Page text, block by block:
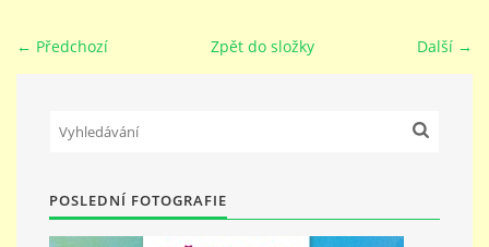
← Předchozí Další →
Zpět do složky
POSLEDNÍ FOTOGRAFIE